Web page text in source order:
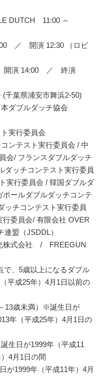
DUTCH 11:00 ～
／ 開演 12:30 （ロビ
開演 14:00 ／ 終演
千葉県浦安市舞浜2-50)
ダブルダッチ協会
実行委員会
ンテスト実行委員会 / 中
会/ フランスダブルダッチ
ダッチコンテスト実行委員
実行委員会 / 韓国ダブルダ
ールダブルダッチコンテ
ッチコンテスト実行委員
委員会/ 有限会社 OVER
盟（JSDDL）
株式会社 / FREEGUN
で、5歳以上になるダブル
平成25年）4月1日以前の
13歳未満）※誕生日が
年（平成25年）4月1日の
生日が1999年（平成11
4月1日の間
が1999年（平成11年）4月